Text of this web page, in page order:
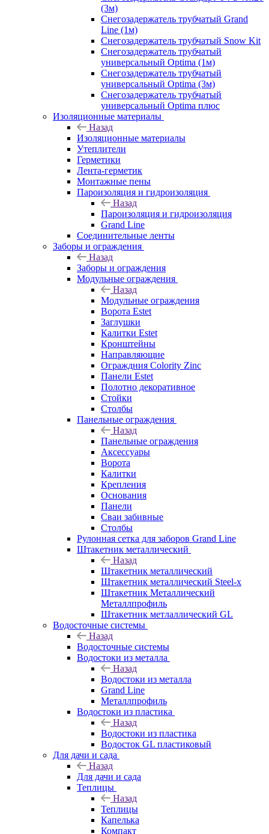
(3м)
Снегозадержатель трубчатый Grand
Line (1м)
Снегозадержатель трубчатый Snow Kit
Снегозадержатель трубчатый
универсальный Optima (1м)
Снегозадержатель трубчатый
универсальный Optima (3м)
Снегозадержатель трубчатый
универсальный Optima плюс
Изоляционные материалы
Назад
Изоляционные материалы
Утеплители
Герметики
Лента-герметик
Монтажные пены
Пароизоляция и гидроизоляция
Назад
Пароизоляция и гидроизоляция
Grand Line
Соединительные ленты
Заборы и ограждения
Назад
Заборы и ограждения
Модульные ограждения
Назад
Модульные ограждения
Ворота Estet
Заглушки
Калитки Estet
Кронштейны
Направляющие
Ограждния Colority Zinc
Панели Estet
Полотно декоративное
Стойки
Столбы
Панельные ограждения
Назад
Панельные ограждения
Аксессуары
Ворота
Калитки
Крепления
Основания
Панели
Сваи забивные
Столбы
Рулонная сетка для заборов Grand Line
Штакетник металлический
Назад
Штакетник металлический
Штакетник металлический Steel-x
Штакетник Металлический
Металлпрофиль
Штакетник метлаллический GL
Водосточные системы
Назад
Водосточные системы
Водостоки из металла
Назад
Водостоки из металла
Grand Line
Металлпрофиль
Водостоки из пластика
Назад
Водостоки из пластика
Водосток GL пластиковый
Для дачи и сада
Назад
Для дачи и сада
Теплицы
Назад
Теплицы
Капелька
Компакт